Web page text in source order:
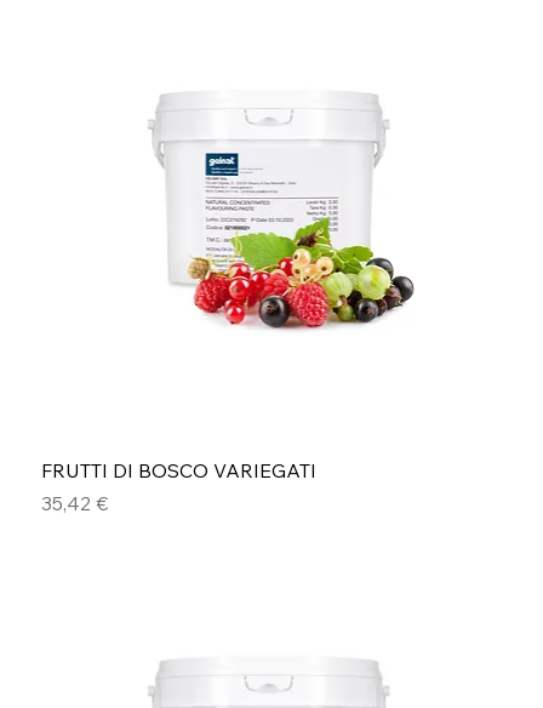
FRUTTI DI BOSCO VARIEGATI
Prezzo
35,42 €